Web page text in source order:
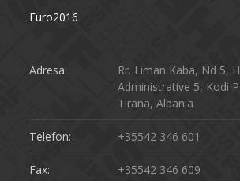
Euro2016
Adresa:
Rr. Liman Kaba, Nd 5,
Administrative 5, Kodi
Tirana, Albania
Telefon: +35542 346 601
Fax: +35542 346 609